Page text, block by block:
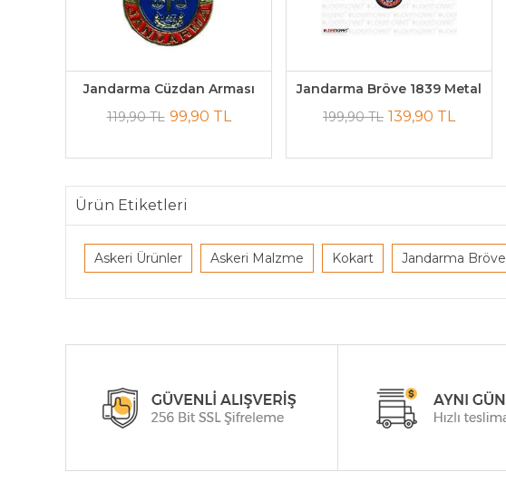
Jandarma Cüzdan Arması
119,90 TL 99,90 TL
Jandarma Bröve 1839 Metal
199,90 TL 139,90 TL
Ürün Etiketleri
Askeri Ürünler Askeri Malzme Kokart Jandarma Bröve